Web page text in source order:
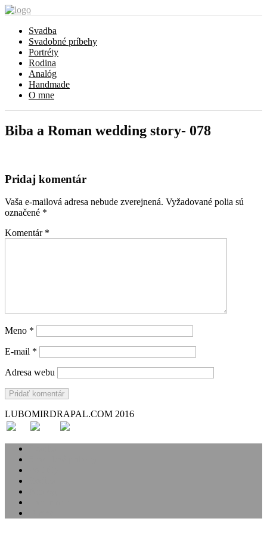
Svadba
Svadobné príbehy
Portréty
Rodina
Analóg
Handmade
O mne
Biba a Roman wedding story- 078
Pridaj komentár
Vaša e-mailová adresa nebude zverejnená. Vyžadované polia sú
označené *
Komentár *
Meno *
E-mail *
Adresa webu
LUBOMIRDRAPAL.COM 2016